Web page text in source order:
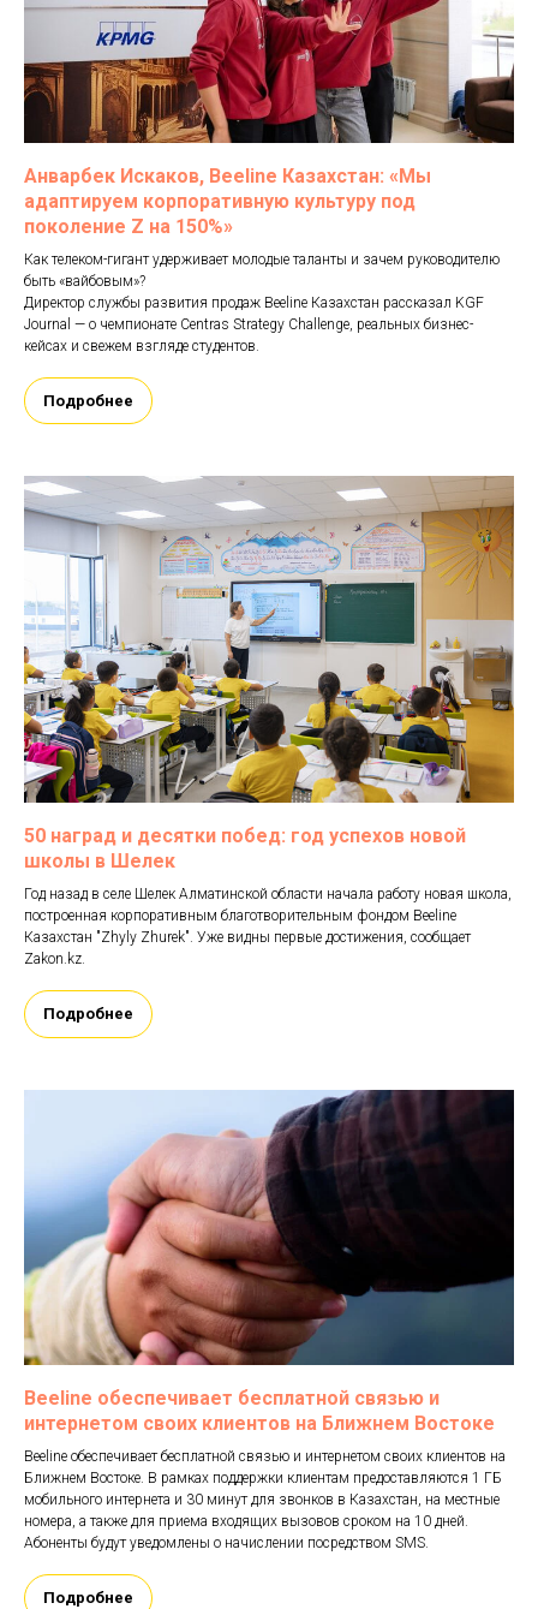
Анварбек Искаков, Beeline Казахстан: «Мы
адаптируем корпоративную культуру под
поколение Z на 150%»
Как телеком-гигант удерживает молодые таланты и зачем руководителю
быть «вайбовым»?
Директор службы развития продаж Beeline Казахстан рассказал KGF
Journal — о чемпионате Centras Strategy Challenge, реальных бизнес-
кейсах и свежем взгляде студентов.
Подробнее
50 наград и десятки побед: год успехов новой
школы в Шелек
Год назад в селе Шелек Алматинской области начала работу новая школа,
построенная корпоративным благотворительным фондом Beeline
Казахстан "Zhyly Zhurek". Уже видны первые достижения, сообщает
Zakon.kz.
Подробнее
Beeline обеспечивает бесплатной связью и
интернетом своих клиентов на Ближнем Востоке
Beeline обеспечивает бесплатной связью и интернетом своих клиентов на
Ближнем Востоке. В рамках поддержки клиентам предоставляются 1 ГБ
мобильного интернета и 30 минут для звонков в Казахстан, на местные
номера, а также для приема входящих вызовов сроком на 10 дней.
Абоненты будут уведомлены о начислении посредством SMS.
Подробнее